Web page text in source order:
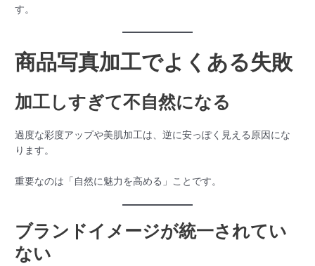
す。
商品写真加工でよくある失敗
加工しすぎて不自然になる
過度な彩度アップや美肌加工は、逆に安っぽく見える原因にな
ります。
重要なのは「自然に魅力を高める」ことです。
ブランドイメージが統一されてい
ない